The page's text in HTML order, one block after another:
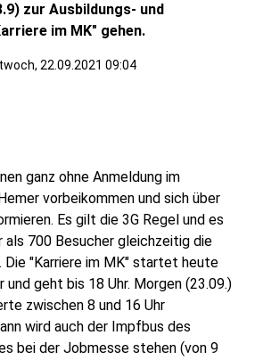
zur Ausbildungs- und
im MK" gehen.
22.09.2021 09:04
ganz ohne Anmeldung im
vorbeikommen und sich über
Es gilt die 3G Regel und es
als 700 Besucher gleichzeitig die
Die "Karriere im MK" startet heute
und geht bis 18 Uhr. Morgen (23.09.)
zwischen 8 und 16 Uhr
wird auch der Impfbus des
bei der Jobmesse stehen (von 9